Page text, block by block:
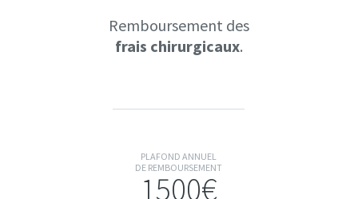
Remboursement des
frais chirurgicaux.
PLAFOND ANNUEL
DE REMBOURSEMENT
1500€